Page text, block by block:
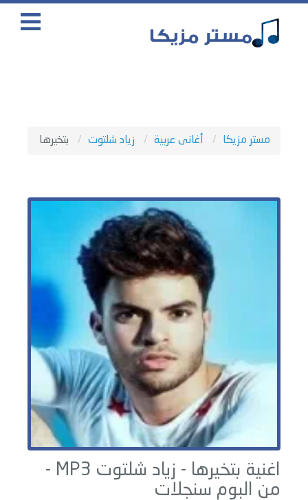
مستر مزيكا أغانى عربية زياد شلتوت بتخيرها
اغنية بتخيرها - زياد شلتوت
MP3 -
من البوم سنجلات